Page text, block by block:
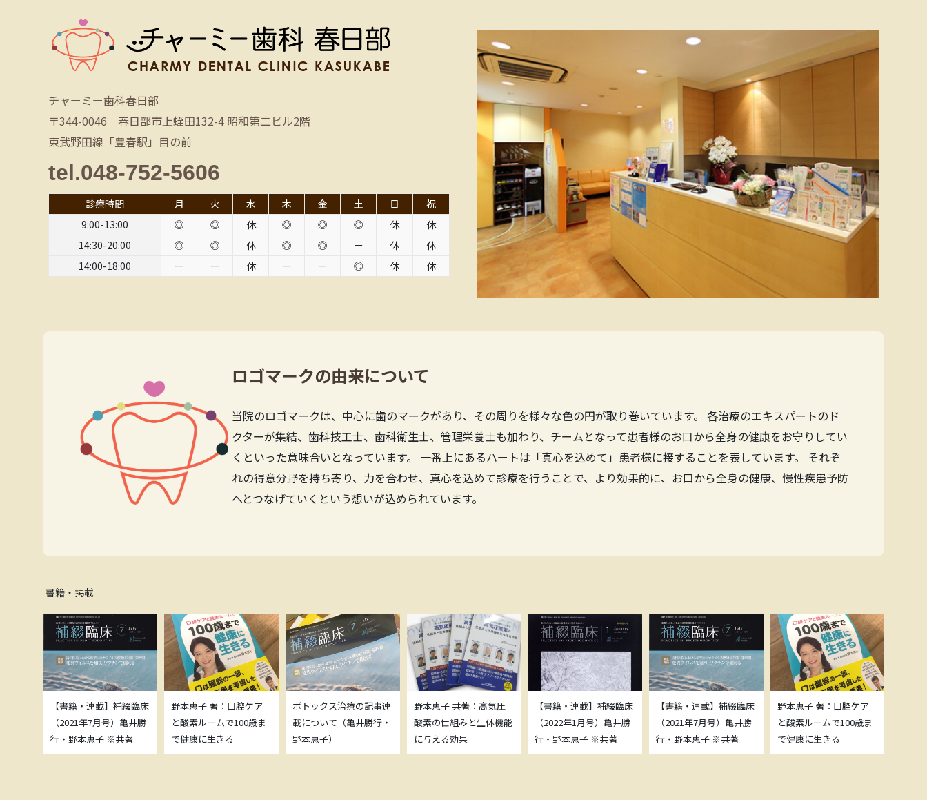
チャーミー歯科春日部
〒344-0046 春日部市上蛭田132-4 昭和第二ビル2階
東武野田線「豊春駅」目の前
tel.048-752-5606
診療時間 月 火 水 木 金 土 日
祝
9:00-13:00
◎ ◎ 休 ◎ ◎ ◎ 休
休
14:30-20:00
◎ ◎ 休 ◎ ◎ ー 休
休
14:00-18:00
ー ー 休 ー ー ◎ 休 休
ロゴマークの由来について
当院のロゴマークは、中心に歯のマークがあり、その周りを様々な色の円が取り巻いています。 各治療のエキスパートのド
クターが集結、歯科技工士、歯科衛生士、管理栄養士も加わり、チームとなって患者様のお口から全身の健康をお守りしてい
くといった意味合いとなっています。 一番上にあるハートは「真心を込めて」患者様に接することを表しています。 それぞ
れの得意分野を持ち寄り、力を合わせ、真心を込めて診療を行うことで、より効果的に、お口から全身の健康、慢性疾患予防
へとつなげていくという想いが込められています。
書籍・掲載
【書籍・連載】補綴臨床
（2021年7月号）亀井勝
行・野本恵子 ※共著
野本恵子 著：口腔ケア
と酸素ルームで100歳ま
で健康に生きる
ボトックス治療の記事連
載について（亀井勝行・
野本恵子）
野本恵子 共著：高気圧
酸素の仕組みと生体機能
に与える効果
【書籍・連載】補綴臨床
（2022年1月号）亀井勝
行・野本恵子 ※共著
【書籍・連載】補綴臨床
（2021年7月号）亀井勝
行・野本恵子 ※共著
野本恵子 著：口腔ケア
と酸素ルームで100歳ま
で健康に生きる